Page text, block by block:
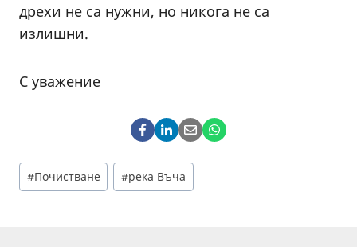
дрехи не са нужни, но никога не са
излишни.
С уважение
Post
Tags:
#Почистване #река Въча